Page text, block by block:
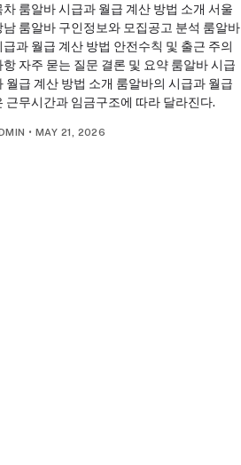
차 룸알바 시급과 월급 계산 방법 소개 서울
남 룸알바 구인정보와 모집공고 분석 룸알바
급과 월급 계산 방법 안전수칙 및 출근 주의
항 자주 묻는 질문 결론 및 요약 룸알바 시급
월급 계산 방법 소개 룸알바의 시급과 월급
근무시간과 임금구조에 따라 달라진다.
• MAY 21, 2026